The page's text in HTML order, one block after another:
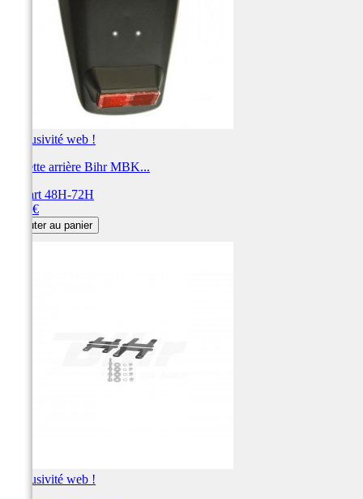
Exclusivité web !
Bavette arrière Bihr MBK...
Départ 48H-72H
9,95 €
Ajouter au panier
Exclusivité web !